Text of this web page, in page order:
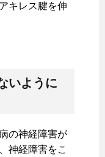
キレス腱を伸
いように
の神経障害が
神経障害をこ